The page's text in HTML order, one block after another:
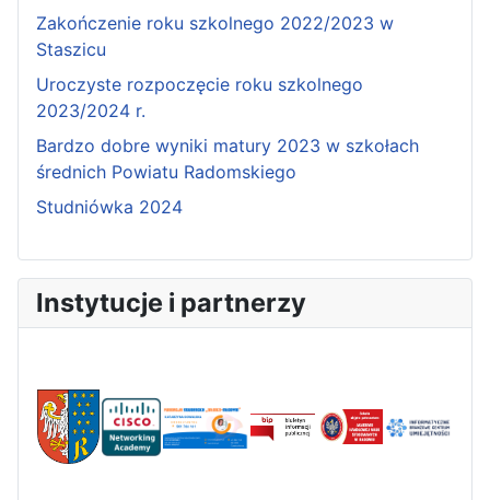
Zakończenie roku szkolnego 2022/2023 w
Staszicu
Uroczyste rozpoczęcie roku szkolnego
2023/2024 r.
Bardzo dobre wyniki matury 2023 w szkołach
średnich Powiatu Radomskiego
Studniówka 2024
Instytucje i partnerzy